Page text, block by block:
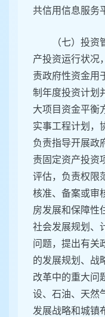
共信用信息服务
（七）投
产投资运行状况
责政府性资金用
制年度投资计划
大项目资金平衡
实事工程计划，
负责指导开展政
责固定资产投资
评估，负责权限
核准、备案或审
房发展和保障性
社会发展规划、
问题，提出有关
的发展规划、战
改革中的重大问
设、石油、天然
发展战略和城镇